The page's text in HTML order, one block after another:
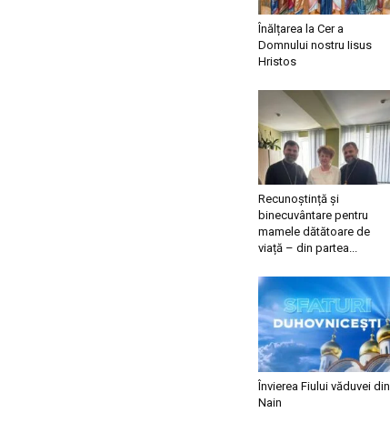
Înălțarea la Cer a
Domnului nostru Iisus
Hristos
Recunoștință și
binecuvântare pentru
mamele dătătoare de
viață – din partea...
Învierea Fiului văduvei din
Nain